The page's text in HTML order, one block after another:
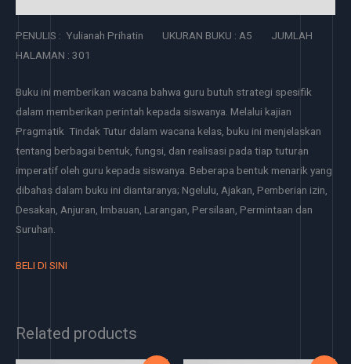
PENULIS : Yulianah Prihatin UKURAN BUKU : A5 JUMLAH
HALAMAN : 301
Buku ini memberikan wacana bahwa guru butuh strategi spesifik
dalam memberikan perintah kepada siswanya. Melalui kajian
Pragmatik Tindak Tutur dalam wacana kelas, buku ini menjelaskan
tentang berbagai bentuk, fungsi, dan realisasi pada tiap tuturan
imperatif oleh guru kepada siswanya. Beberapa bentuk menarik yang
dibahas dalam buku ini diantaranya; Ngelulu, Ajakan, Pemberian izin,
Desakan, Anjuran, Imbauan, Larangan, Persilaan, Permintaan dan
Suruhan.
BELI DI SINI
Related products